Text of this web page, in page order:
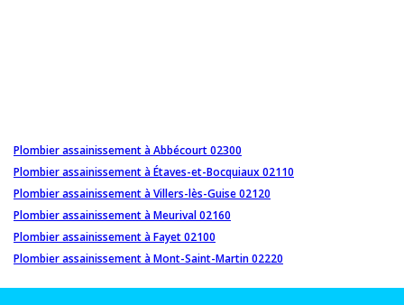
Plombier assainissement à Abbécourt 02300
Plombier assainissement à Étaves-et-Bocquiaux 02110
Plombier assainissement à Villers-lès-Guise 02120
Plombier assainissement à Meurival 02160
Plombier assainissement à Fayet 02100
Plombier assainissement à Mont-Saint-Martin 02220